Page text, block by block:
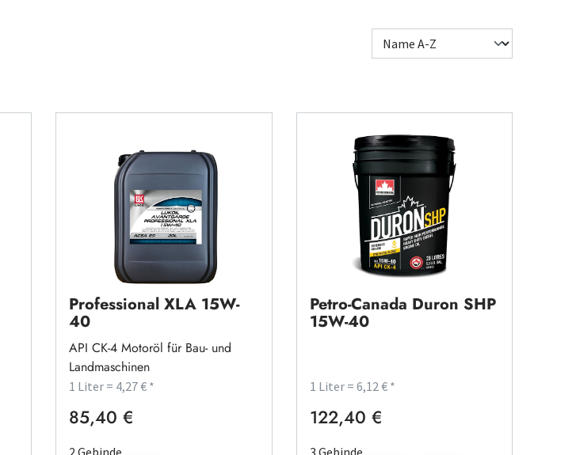
Lukoil Avantgarde
Professional XLA 15W-
40
API CK-4 Motoröl für Bau- und
Landmaschinen
1 Liter = 4,27 € *
Regulärer Preis:
85,40 €
Petro-Canada Duron SHP
15W-40
1 Liter = 6,12 € *
Regulärer Preis:
122,40 €